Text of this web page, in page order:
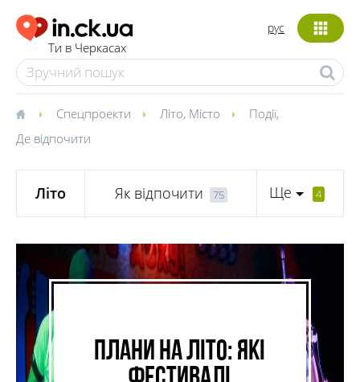
Ти в Черкасах
рус
Спецпроекти Літо, Місто Події,
Де відпочити
Літо Як відпочити 75 Ще 4
Плани на літо: які